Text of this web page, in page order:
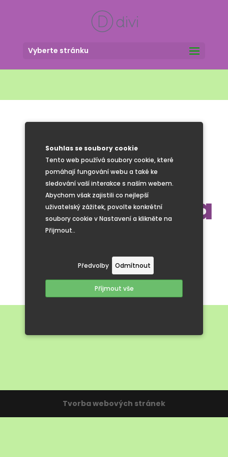
Souhlas se soubory cookie
Tento web používá soubory cookie, které
pomáhají fungování webu a také ke
sledování vaší interakce s naším webem.
Abychom však zajistili co nejlepší
uživatelský zážitek, povolte konkrétní
soubory cookie v Nastavení a klikněte na
Přijmout..
Předvolby Odmítnout
Příjmout vše
Vyberte stránku
404
Stránka
nenalezena
Tvorba webových stránek